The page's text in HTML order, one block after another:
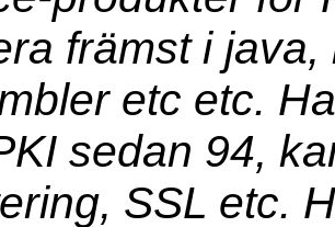
främst i
etc etc.
sedan 94,
SSL etc.